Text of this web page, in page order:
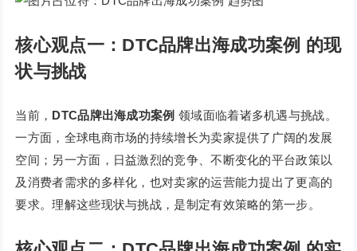
核心观点一：DTC品牌出海成功案例 的现
状与挑战
当前， DTC品牌出海成功案例 领域面临着诸多机遇与挑战。
一方面，全球电商市场的持续增长为卖家提供了广阔的发展
空间；另一方面，日益激烈的竞争、不断变化的平台政策以
及消费者需求的多样化，也对卖家的运营能力提出了更高的
要求。理解这些现状与挑战，是制定有效策略的第一步。